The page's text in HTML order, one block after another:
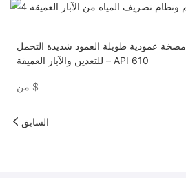
مضخة عمودية طويلة العمود شديدة التحمل
للتعدين والآبار العميقة – API 610
$
السابق